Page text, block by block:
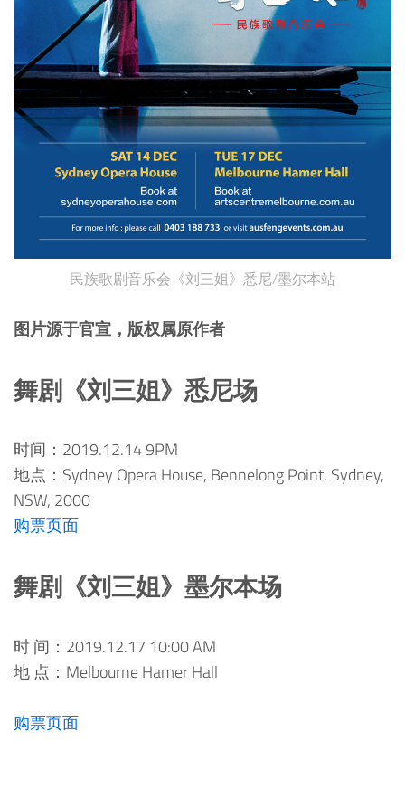
民族歌剧音乐会《刘三姐》悉尼/墨尔本站
图片源于官宣，版权属原作者
舞剧《刘三姐》悉尼场
时间：2019.12.14 9PM
地点：Sydney Opera House, Bennelong Point, Sydney,
NSW, 2000
购票页面
舞剧《刘三姐》墨尔本场
时 间：2019.12.17 10:00 AM
地 点：Melbourne Hamer Hall
购票页面